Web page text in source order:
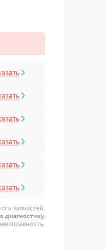
запчастей.
диагностику.